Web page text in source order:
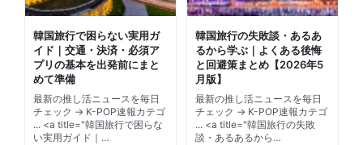
韓国旅行で困らない実用ガ
イド｜交通・決済・必須ア
プリの基本を出発前にまと
めて準備
最新の推し活ニュースを毎日
チェック → K-POP速報カテゴ
... <a title="韓国旅行で困らな
い実用ガイド｜…
韓国旅行の失敗談・あるあ
るから学ぶ｜よくある後悔
と回避策まとめ【2026年5
月版】
最新の推し活ニュースを毎日
チェック → K-POP速報カテゴ
... <a title="韓国旅行の失敗
談・あるあるから…